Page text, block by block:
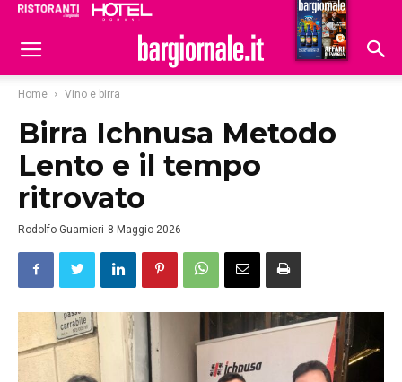
Hoteldomani
Home Vino e birra
Birra Ichnusa Metodo
Lento e il tempo
ritrovato
Rodolfo Guarnieri 8 Maggio 2026